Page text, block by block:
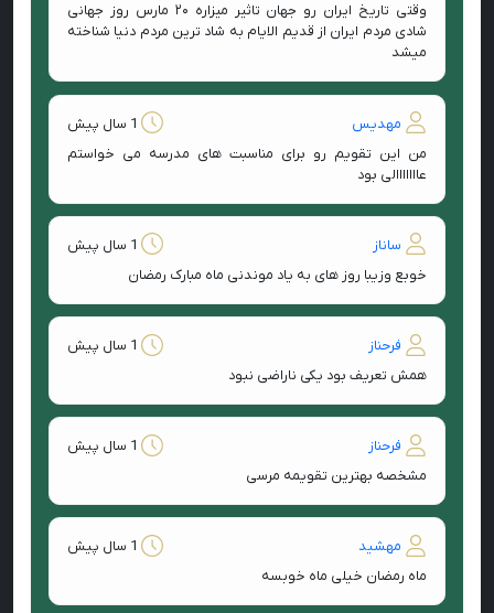
وقتی تاریخ ایران رو جهان تاثیر میزاره ۲۰ مارس روز جهانی
شادی مردم ایران از قدیم الایام به شاد ترین مردم دنیا شناخته
میشد
مهدیس
1 سال پیش
من این تقویم رو برای مناسبت های مدرسه می خواستم
عااااااالی بود
ساناز
1 سال پیش
خوبع وزیبا روز های به یاد موندنی ماه مبارک رمضان
فرحناز
1 سال پیش
همش تعریف بود یکی ناراضی نبود
فرحناز
1 سال پیش
مشخصه بهترین تقویمه مرسی
مهشید
1 سال پیش
ماه رمضان خیلی ماه خوبسه